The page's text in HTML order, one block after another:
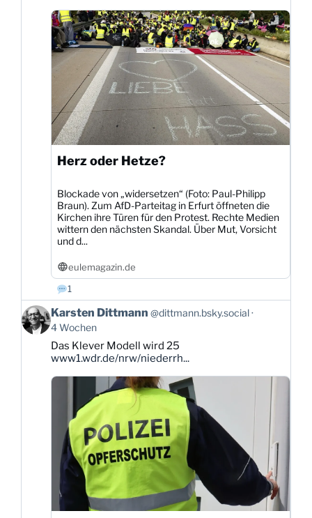
Bluesky
ansehen
Herz oder Hetze?
Blockade von „widersetzen“ (Foto: Paul-Philipp
Braun). Zum AfD-Parteitag in Erfurt öffneten die
Kirchen ihre Türen für den Protest. Rechte Medien
wittern den nächsten Skandal. Über Mut, Vorsicht
und d...
eulemagazin.de
1
Beitrag
von
Karsten
Dittmann
Bluesky
Karsten Dittmann @dittmann.bsky.social
4 Wochen
Das Klever Modell wird 25
www1.wdr.de/nrw/niederrh...